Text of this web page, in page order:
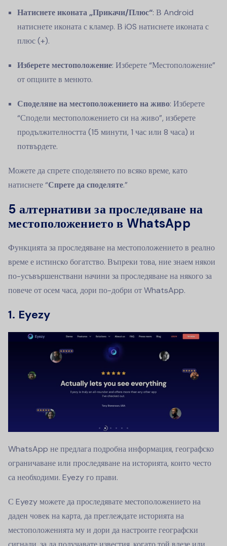
Натиснете иконата „Прикачи/Плюс“: В Android
натиснете иконата с кламер. В iOS натиснете иконата с
плюс (+).
Изберете местоположение: Изберете “Местоположение”
от опциите в менюто.
Споделяне на местоположението на живо: Изберете
“Сподели местоположението си на живо”, изберете
продължителността (15 минути, 1 час или 8 часа) и
потвърдете.
Можете да спрете споделянето по всяко време, като
натиснете “Спрете да споделяте.”
5 алтернативи за проследяване на
местоположението в WhatsApp
Функцията за проследяване на местоположението в реално
време е истинско богатство. Въпреки това, ние знаем някои
по-усъвършенствани начини за проследяване на някого за
повече от осем часа, дори по-добри от WhatsApp.
1. Eyezy
WhatsApp не предлага подробна информация, географско
ограничаване или проследяване на историята, които често
са необходими. Eyezy го прави.
С Eyezy можете да проследявате местоположението на
даден човек на карта, да преглеждате историята на
местоположенията му и дори да настроите географски